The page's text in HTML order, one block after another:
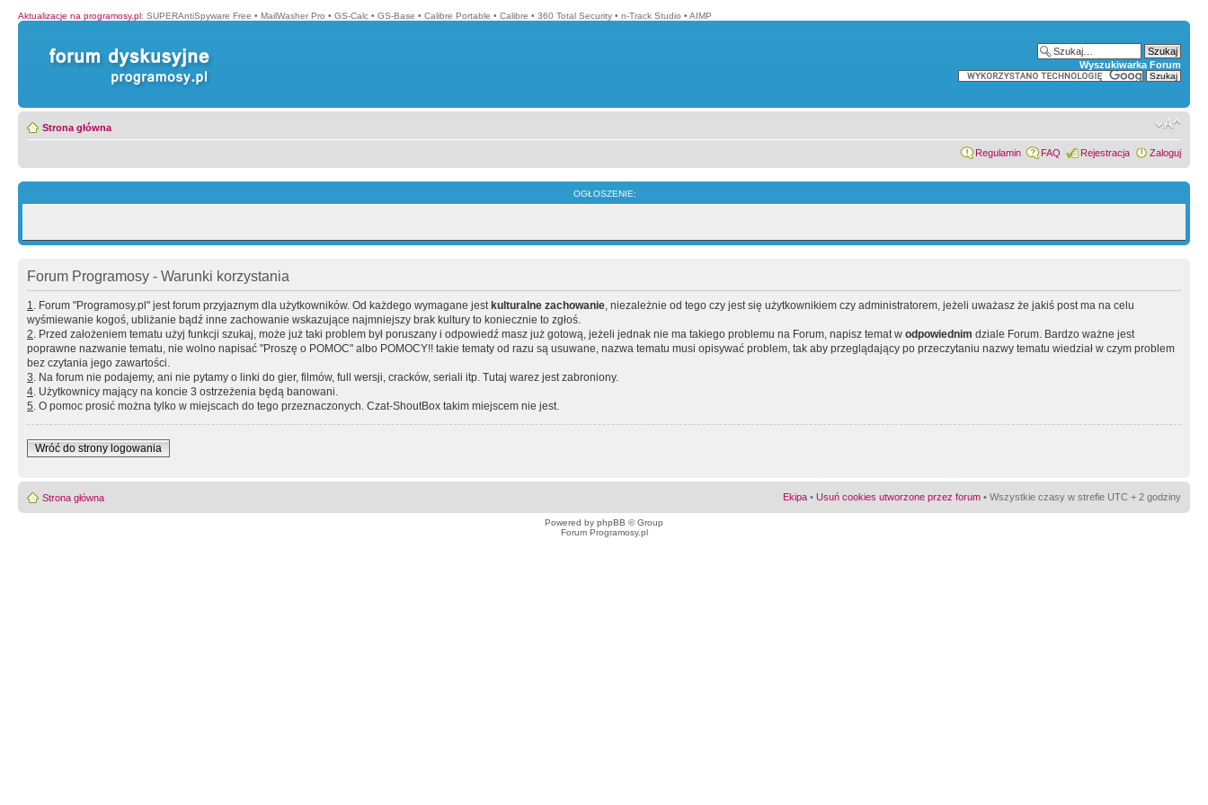
Aktualizacje na programosy.pl: SUPERAntiSpyware Free • MailWasher Pro • GS-Calc • GS-Base • Calibre Portable • Calibre • 360 Total Security • n-Track Studio • AIMP
Wyszukiwarka Forum
Strona główna
Regulamin FAQ Rejestracja Zaloguj
OGŁOSZENIE:
Forum Programosy - Warunki korzystania
1. Forum "Programosy.pl" jest forum przyjaznym dla użytkowników. Od każdego wymagane jest kulturalne zachowanie, niezależnie od tego czy jest się użytkownikiem czy administratorem, jeżeli uważasz że jakiś post ma na celu
wyśmiewanie kogoś, ubliżanie bądź inne zachowanie wskazujące najmniejszy brak kultury to koniecznie to zgłoś.
2. Przed założeniem tematu użyj funkcji szukaj, może już taki problem był poruszany i odpowiedź masz już gotową, jeżeli jednak nie ma takiego problemu na Forum, napisz temat w odpowiednim dziale Forum. Bardzo ważne jest
poprawne nazwanie tematu, nie wolno napisać "Proszę o POMOC" albo POMOCY!! takie tematy od razu są usuwane, nazwa tematu musi opisywać problem, tak aby przeglądający po przeczytaniu nazwy tematu wiedział w czym problem
bez czytania jego zawartości.
3. Na forum nie podajemy, ani nie pytamy o linki do gier, filmów, full wersji, cracków, seriali itp. Tutaj warez jest zabroniony.
4. Użytkownicy mający na koncie 3 ostrzeżenia będą banowani.
5. O pomoc prosić można tylko w miejscach do tego przeznaczonych. Czat-ShoutBox takim miejscem nie jest.
Wróć do strony logowania
Strona główna Ekipa • Usuń cookies utworzone przez forum • Wszystkie czasy w strefie UTC + 2 godziny
Powered by phpBB © Group
Forum Programosy.pl